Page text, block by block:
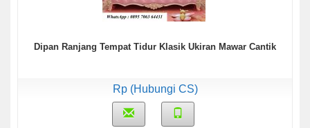
Dipan Ranjang Tempat Tidur Klasik Ukiran Mawar Cantik
Rp (Hubungi CS)